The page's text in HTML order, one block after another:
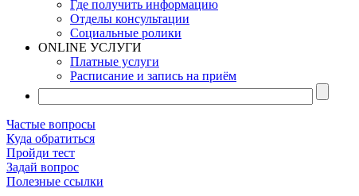
Где получить информацию
Отделы консультации
Социальные ролики
ONLINE УСЛУГИ
Платные услуги
Расписание и запись на приём
Частые вопросы
Куда обратиться
Пройди тест
Задай вопрос
Полезные ссылки